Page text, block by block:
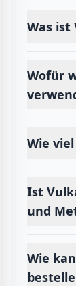
Was ist
Wofür
Wie
Ist
und
Wie